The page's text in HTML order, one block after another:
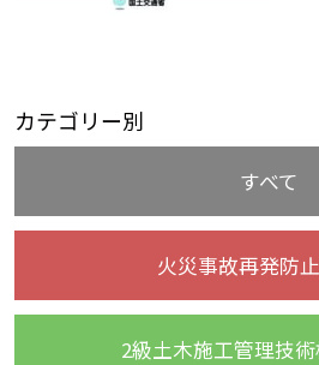
カテゴリー別
すべて
火災事故再発防
2級土木施工管理技